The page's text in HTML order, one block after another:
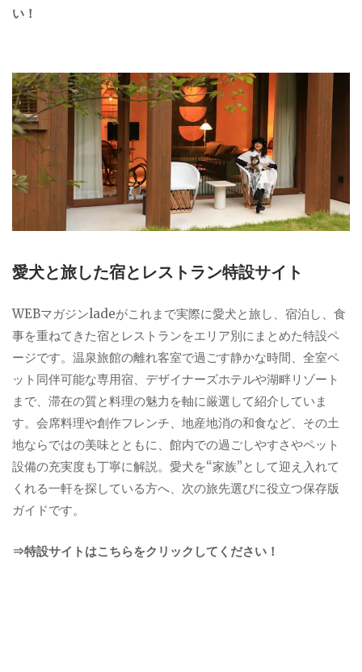
い！
愛犬と旅した宿とレストラン特設サイト
WEBマガジンladeがこれまで実際に愛犬と旅し、宿泊し、食
事を重ねてきた宿とレストランをエリア別にまとめた特設ペ
ージです。温泉旅館の離れ客室で過ごす静かな時間、全室ペ
ット同伴可能な専用宿、デザイナーズホテルや湖畔リゾート
まで、滞在の質と料理の魅力を軸に厳選して紹介していま
す。会席料理や創作フレンチ、地産地消の和食など、その土
地ならではの美味とともに、館内での過ごしやすさやペット
設備の充実度も丁寧に解説。愛犬を“家族”として迎え入れて
くれる一軒を探している方へ、次の旅先選びに役立つ保存版
ガイドです。
⇒特設サイトはこちらをクリックしてください！